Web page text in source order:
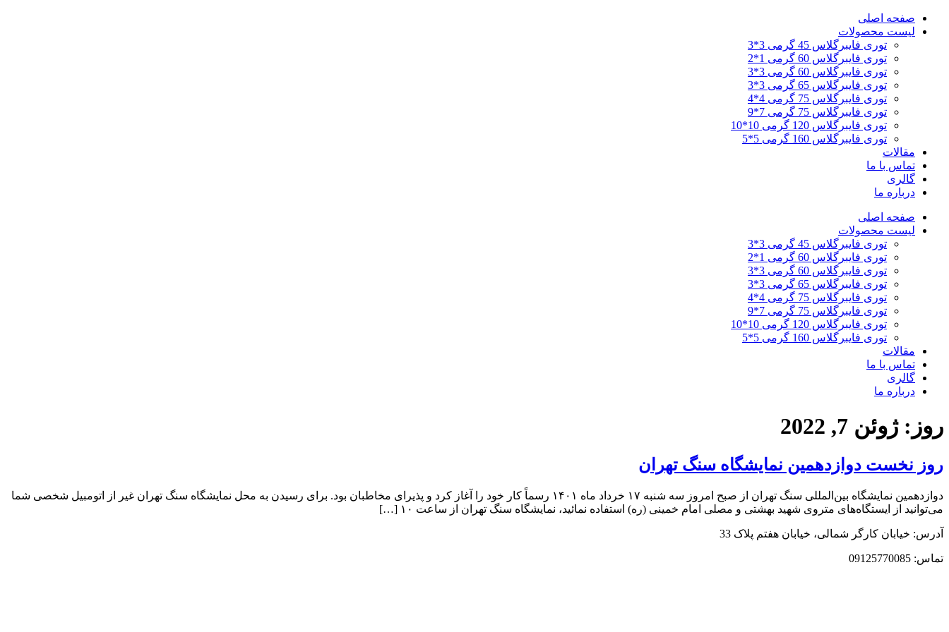
پرش
صفحه اصلی
لیست محصولات
توری فایبرگلاس 45 گرمی 3*3
توری فایبرگلاس 60 گرمی 1*2
توری فایبرگلاس 60 گرمی 3*3
توری فایبرگلاس 65 گرمی 3*3
توری فایبرگلاس 75 گرمی 4*4
توری فایبرگلاس 75 گرمی 7*9
توری فایبرگلاس 120 گرمی 10*10
توری فایبرگلاس 160 گرمی 5*5
مقالات
تماس با ما
گالری
درباره ما
صفحه اصلی
لیست محصولات
توری فایبرگلاس 45 گرمی 3*3
توری فایبرگلاس 60 گرمی 1*2
توری فایبرگلاس 60 گرمی 3*3
توری فایبرگلاس 65 گرمی 3*3
توری فایبرگلاس 75 گرمی 4*4
توری فایبرگلاس 75 گرمی 7*9
توری فایبرگلاس 120 گرمی 10*10
توری فایبرگلاس 160 گرمی 5*5
مقالات
تماس با ما
گالری
درباره ما
روز:ژوئن 7, 2022
روز نخست دوازدهمین نمایشگاه سنگ تهران
دوازدهمین نمایشگاه بین‌المللی سنگ تهران از صبح امروز سه شنبه ۱۷ خرداد ماه ۱۴۰۱ رسماً کار خود را آغاز کرد و پذیرای مخاطبان بود. برای رسیدن به محل نمایشگاه سنگ تهران غیر از اتومبیل شخصی شما
می‌توانید از ایستگاه‌های متروی شهید بهشتی و مصلی امام خمینی (ره) استفاده نمائید، نمایشگاه سنگ تهران از ساعت ۱۰ […]
آدرس: خیابان کارگر شمالی، خیابان هفتم پلاک 33
تماس: 09125770085